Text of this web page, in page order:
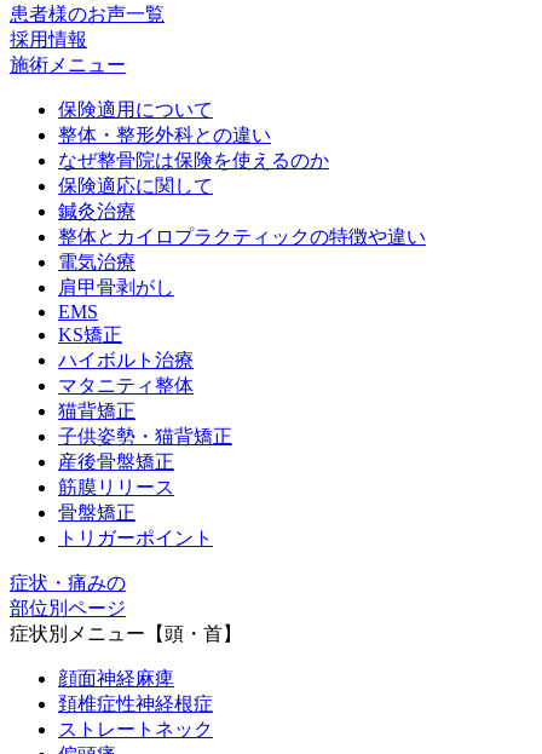
患者様のお声一覧
採用情報
施術メニュー
保険適用について
整体・整形外科との違い
なぜ整骨院は保険を使えるのか
保険適応に関して
鍼灸治療
整体とカイロプラクティックの特徴や違い
電気治療
肩甲骨剥がし
EMS
KS矯正
ハイボルト治療
マタニティ整体
猫背矯正
子供姿勢・猫背矯正
産後骨盤矯正
筋膜リリース
骨盤矯正
トリガーポイント
症状・痛みの
部位別ページ
症状別メニュー【頭・首】
顔面神経麻痺
頚椎症性神経根症
ストレートネック